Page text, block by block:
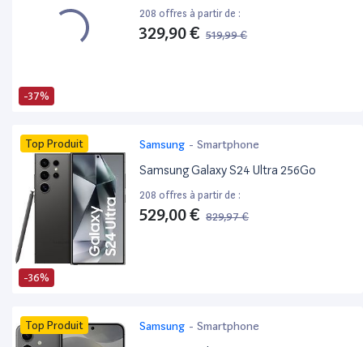
-37%
208 offres à partir de :
329,90 € 519,99 €
-36%
Top Produit Samsung - Smartphone
Samsung Galaxy S24 Ultra 256Go
208 offres à partir de :
529,00 € 829,97 €
Top Produit Samsung - Smartphone